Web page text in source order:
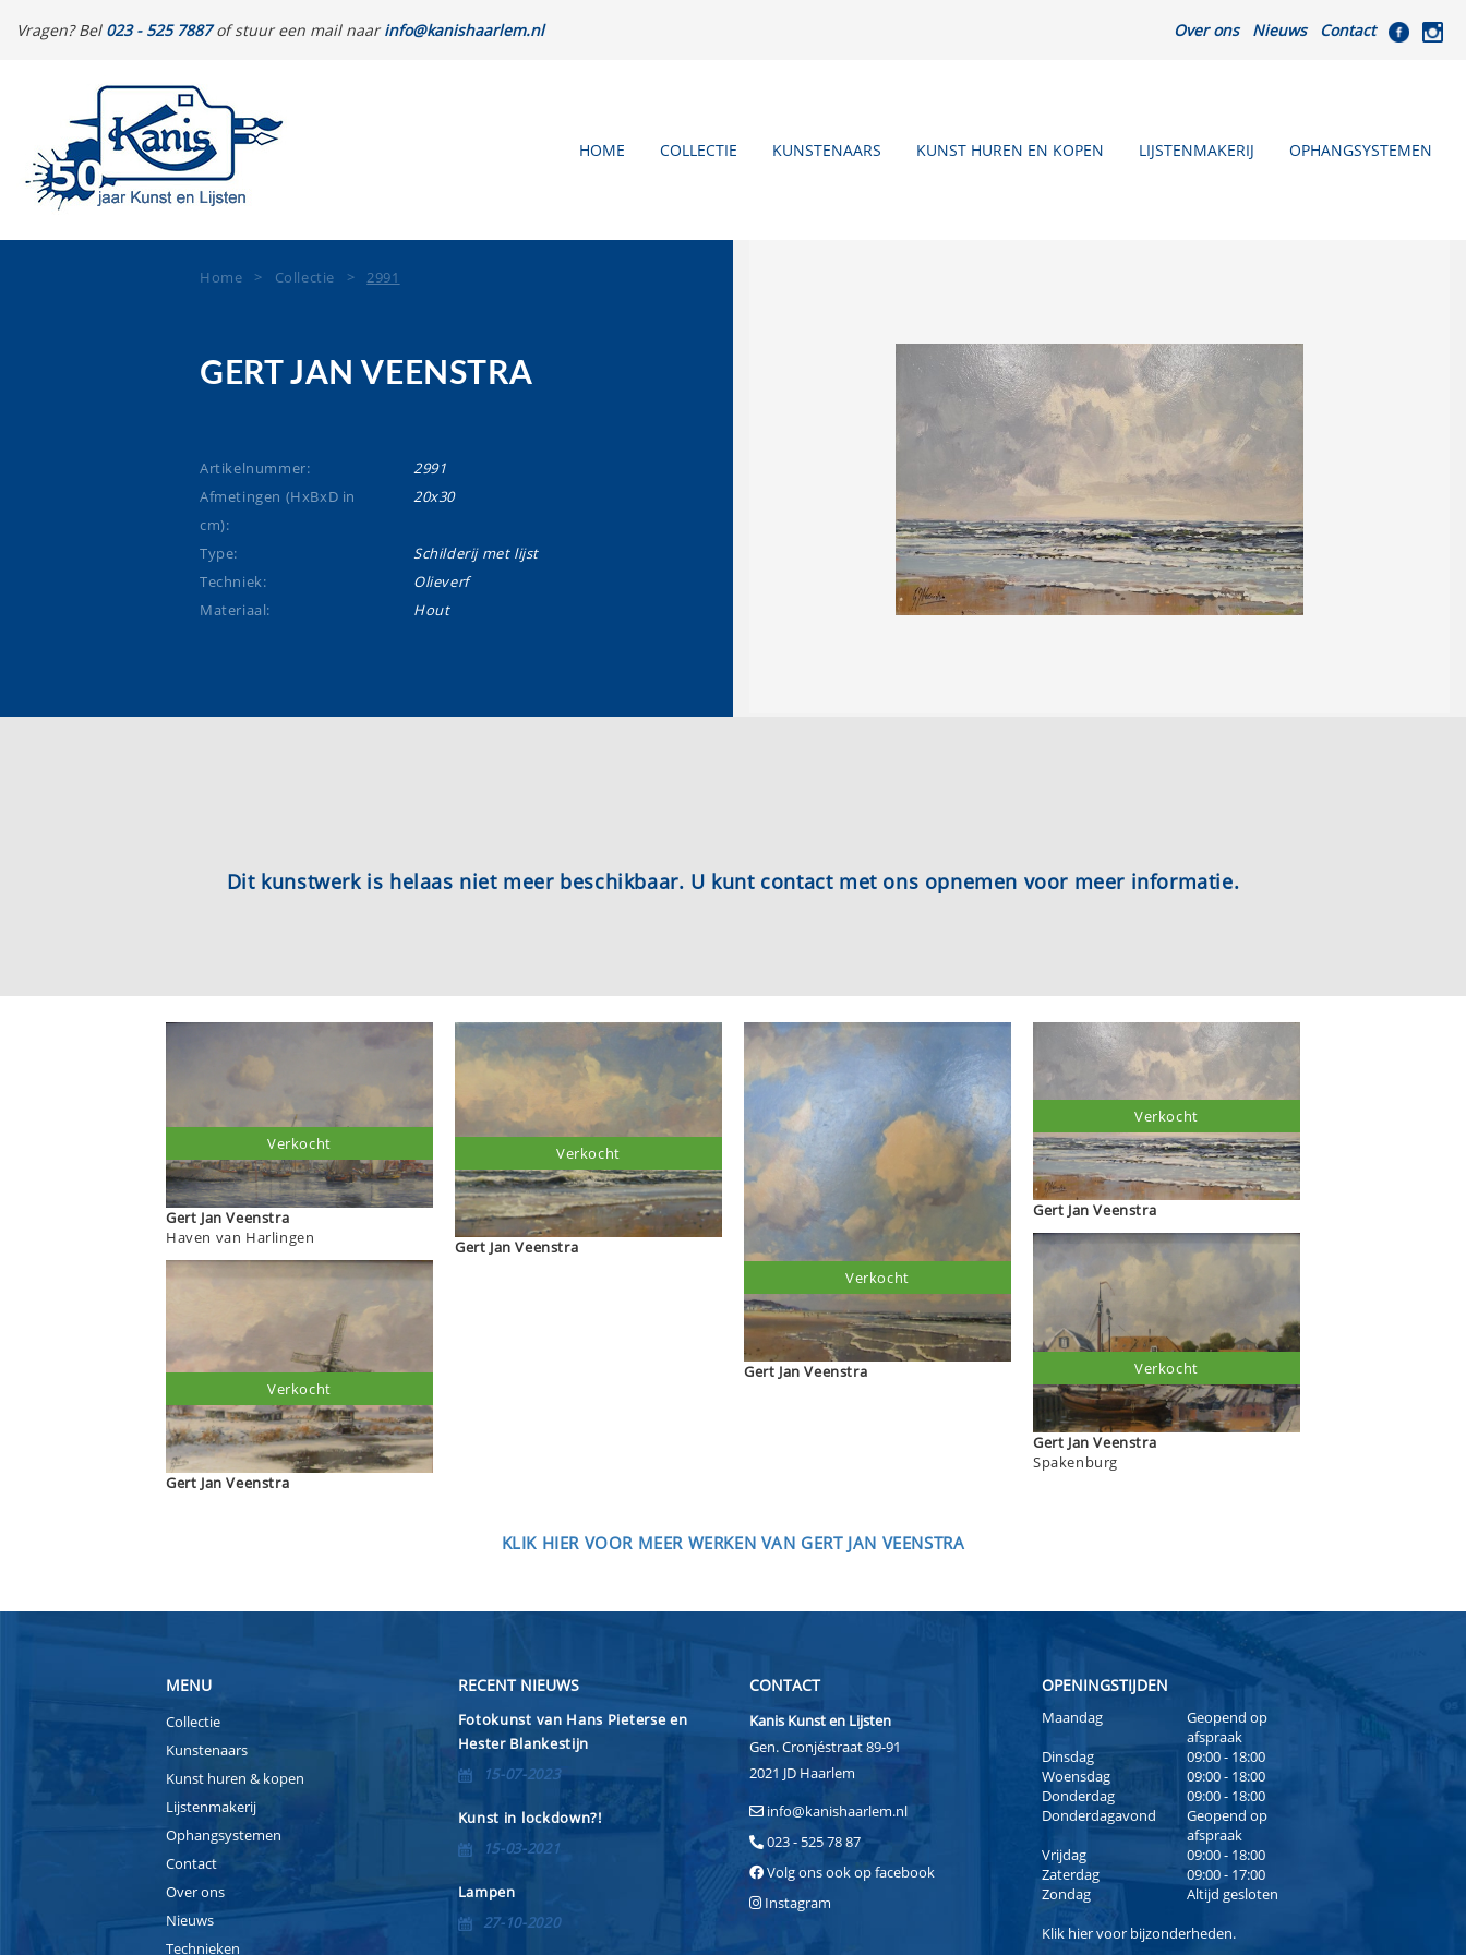
Vragen? Bel 023 - 525 7887of stuur een mail naarinfo@kanishaarlem.nl Over ons Nieuws Contact
HOME COLLECTIE KUNSTENAARS KUNST HUREN EN KOPEN LIJSTENMAKERIJ OPHANGSYSTEMEN
Home > Collectie >2991
GERT JAN VEENSTRA
Artikelnummer:
2991
Afmetingen (HxBxD in
cm):
20x30
Type:
Schilderij met lijst
Techniek:
Olieverf
Materiaal:
Hout
Dit kunstwerk is helaas niet meer beschikbaar. U kunt contact met ons opnemen voor meer informatie.
Gert Jan Veenstra
Haven van Harlingen
Verkocht
Gert Jan Veenstra
Verkocht
Gert Jan Veenstra
Verkocht
Gert Jan Veenstra
Verkocht
Gert Jan Veenstra
Verkocht
Gert Jan Veenstra
Spakenburg
Verkocht
KLIK HIER VOOR MEER WERKEN VAN GERT JAN VEENSTRA
MENU
Collectie
Kunstenaars
Kunst huren & kopen
Lijstenmakerij
Ophangsystemen
Contact
Over ons
Nieuws
Technieken
RECENT NIEUWS
Fotokunst van Hans Pieterse en
Hester Blankestijn
15-07-2023
Kunst in lockdown?!
15-03-2021
Lampen
27-10-2020
CONTACT
Kanis Kunst en Lijsten
Gen. Cronjéstraat 89-91
2021 JD Haarlem
info@kanishaarlem.nl
023 - 525 78 87
Volg ons ook op facebook
Instagram
OPENINGSTIJDEN
Maandag
Geopend op
afspraak
Dinsdag
09:00 - 18:00
Woensdag
09:00 - 18:00
Donderdag
09:00 - 18:00
Donderdagavond
Geopend op
afspraak
Vrijdag
09:00 - 18:00
Zaterdag
09:00 - 17:00
Zondag
Altijd gesloten
Klik hiervoor bijzonderheden.